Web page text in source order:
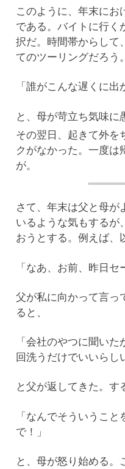
このように、年末にお
である。バイトに行く
択だ。時間帯からして
てのツーリングだろう。
「誰がこんな遅くに出
と、母が苛立ち気味に
その翌日、起きて外を
クがなかった。一度は
が。
さて、年末は父と母が
いるような気もするが
おうとする。例えば、
「なあ、お前、昨日セ
父が私に向かって言っ
ると、
「会社のやつに聞い
回洗うだけでいいらし
と父が返してきた。す
「なんでそういうこ
で！」
と、母が怒り始める。